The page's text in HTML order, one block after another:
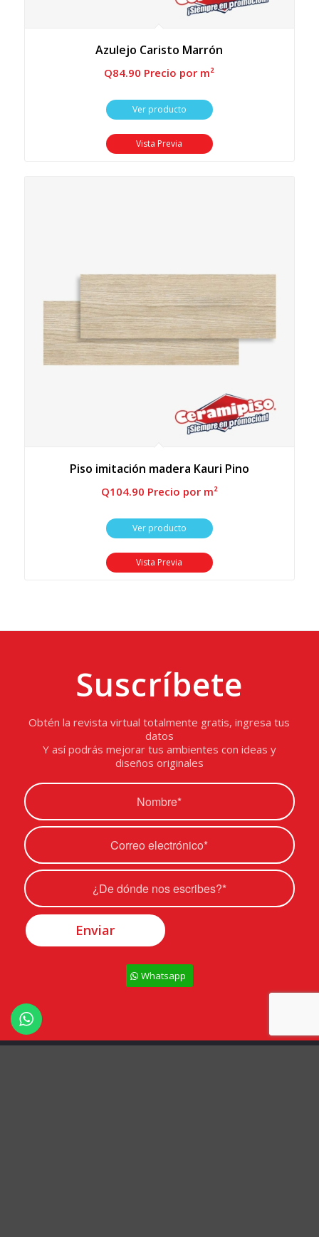
Azulejo Caristo Marrón
Q84.90 Precio por m²
Ver producto
Vista Previa
Piso imitación madera Kauri Pino
Q104.90 Precio por m²
Ver producto
Vista Previa
Suscríbete
Obtén la revista virtual totalmente gratis, ingresa tus
datos
Y así podrás mejorar tus ambientes con ideas y
diseños originales
Whatsapp